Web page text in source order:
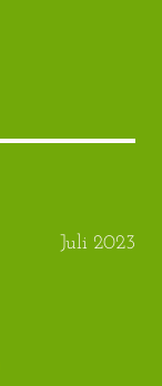
Juli 2023